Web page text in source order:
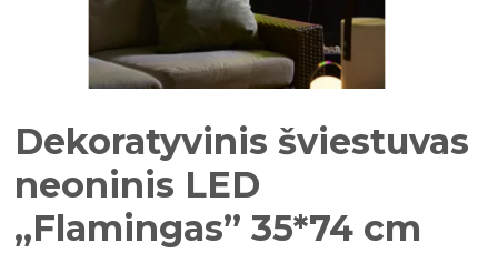
Dekoratyvinis šviestuvas
neoninis LED
„Flamingas” 35*74 cm